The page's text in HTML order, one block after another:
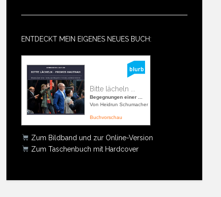
ENTDECKT MEIN EIGENES NEUES BUCH:
Bitte lächeln ...
Begegnungen einer ...
Von Heidrun Schumacher
Buchvorschau
Zum Bildband und zur Online-Version
Zum Taschenbuch mit Hardcover